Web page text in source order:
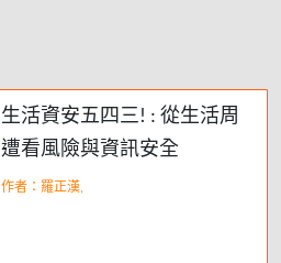
生活資安五四三! : 從生活周
遭看風險與資訊安全
作者：羅正漢,